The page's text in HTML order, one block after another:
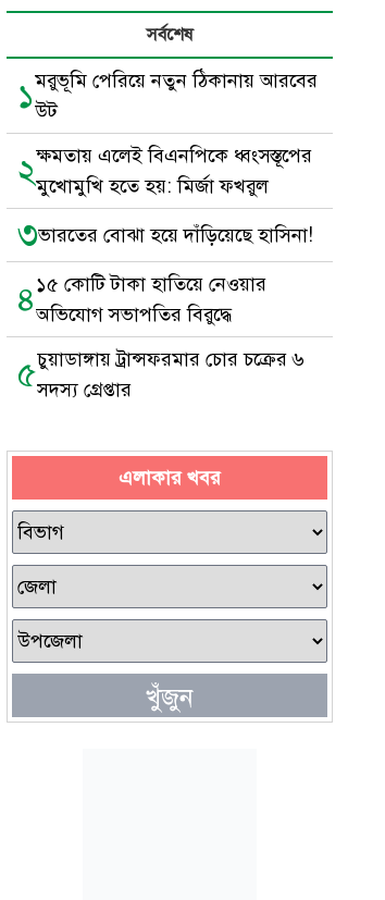
সর্বশেষ
১মরুভূমি পেরিয়ে নতুন ঠিকানায় আরবের
উট
২ক্ষমতায় এলেই বিএনপিকে ধ্বংসস্তূপের
মুখোমুখি হতে হয়: মির্জা ফখরুল
৩ভারতের বোঝা হয়ে দাঁড়িয়েছে হাসিনা!
৪১৫ কোটি টাকা হাতিয়ে নেওয়ার
অভিযোগ সভাপতির বিরুদ্ধে
৫চুয়াডাঙ্গায় ট্রান্সফরমার চোর চক্রের ৬
সদস্য গ্রেপ্তার
এলাকার খবর
খুঁজুন